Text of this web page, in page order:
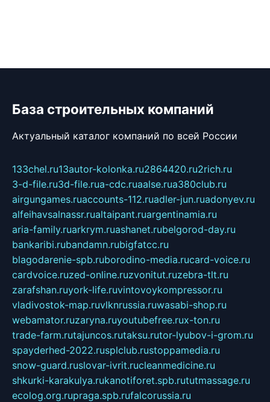
База строительных компаний
Актуальный каталог компаний по всей России
133chel.ru13autor-kolonka.ru2864420.ru2rich.ru
3-d-file.ru3d-file.rua-cdc.ruaalse.rua380club.ru
airgungames.ruaccounts-112.ruadler-jun.ruadonyev.ru
alfeihavsalnassr.rualtaipant.ruargentinamia.ru
aria-family.ruarkrym.ruashanet.rubelgorod-day.ru
bankaribi.rubandamn.rubigfatcc.ru
blagodarenie-spb.ruborodino-media.rucard-voice.ru
cardvoice.ruzed-online.ruzvonitut.ruzebra-tlt.ru
zarafshan.ruyork-life.ruvintovoykompressor.ru
vladivostok-map.ruvlknrussia.ruwasabi-shop.ru
webamator.ruzaryna.ruyoutubefree.rux-ton.ru
trade-farm.rutajuncos.rutaksu.rutor-lyubov-i-grom.ru
spayderhed-2022.rusplclub.rustoppamedia.ru
snow-guard.ruslovar-ivrit.rucleanmedicine.ru
shkurki-karakulya.rukanotiforet.spb.rututmassage.ru
ecolog.org.rupraga.spb.rufalcorussia.ru